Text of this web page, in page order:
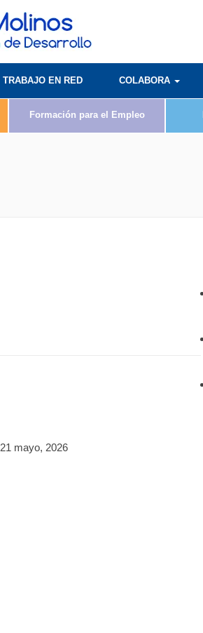
TRABAJO EN RED COLABORA
Formación para el Empleo
21 mayo, 2026